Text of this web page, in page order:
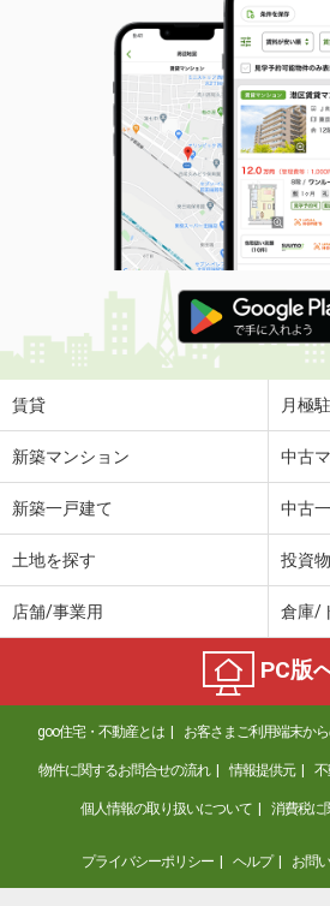
賃貸 月極
新築マンション 中古
新築一戸建て 中古
土地を探す 投資
店舗/事業用 倉庫/
PC版
goo住宅・不動産とは お客さまご利用端末か
物件に関するお問合せの流れ 情報提供元
個人情報の取り扱いについて 消費税に
プライバシーポリシー ヘルプ お問